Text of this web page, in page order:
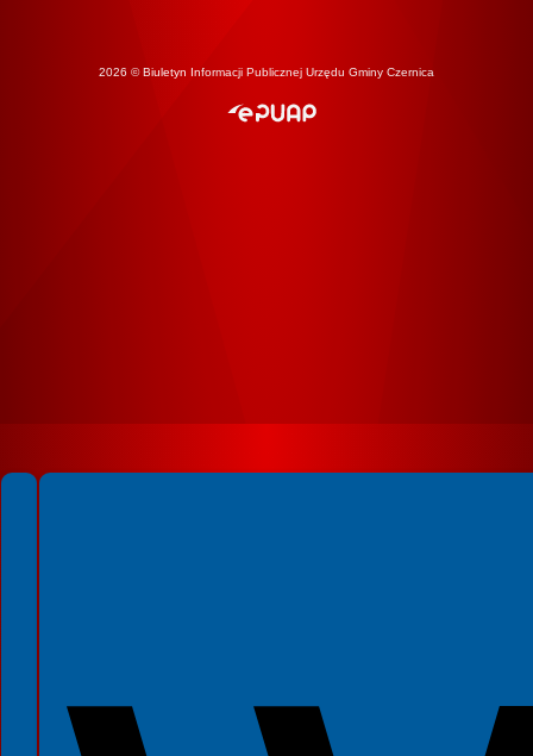
2026 © Biuletyn Informacji Publicznej Urzędu Gminy Czernica
Spełniamy standardy WCAG 2.2
Spełniamy standardy W3C